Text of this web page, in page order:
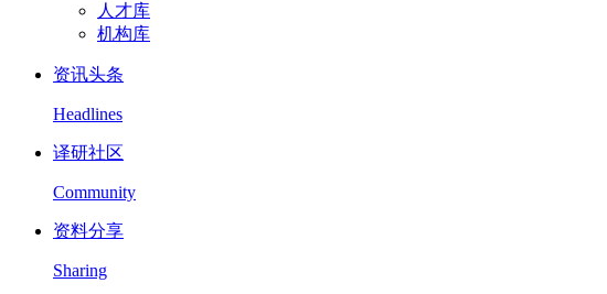
人才库
机构库
资讯头条
Headlines
译研社区
Community
资料分享
Sharing